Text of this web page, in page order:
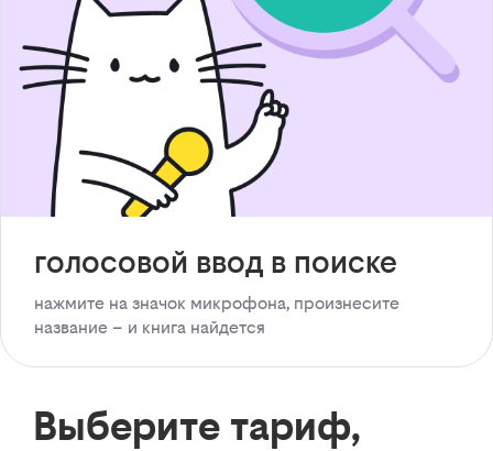
голосовой ввод в поиске
нажмите на значок микрофона, произнесите
название – и книга найдется
Выберите тариф,